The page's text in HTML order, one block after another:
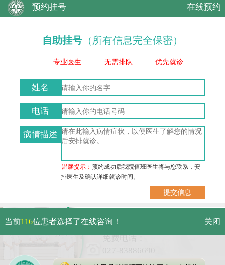
预约挂号 在线预约
自助挂号 （所有信息完全保密）
专业医生 无需排队 优先就诊
姓名
电话
病情描述
温馨提示：预约成功后我院值班医生将与您联系，安
排医生及确认详细就诊时间。
武汉市硚口区解放大道469号附
6（原479号）
免费电话：
当前116位患者选择了在线咨询！ 关闭